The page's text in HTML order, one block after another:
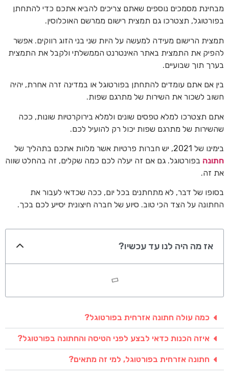
מבחינת מסמכים נוספים שאתם צריכים להביא אתכם כדי להתחתן
בפורטוגל, תצטרכו גם תמצית רישום ממרשם האוכלוסין.
תמצית הרישום מעידה למעשה על היות שני בני הזוג רווקים. אפשר
להפיק את התמצית באתר האינטרנט הממשלתי ולקבל את התמצית
בערך תוך שבועיים.
בין אם אתם עומדים להתחתן בפורטוגל או במדינה זרה אחרת, יהיה
חשוב לשכור את השירות של מתרגם שפות.
אתם תצטרכו למלא טפסים שונים ולמלא בירוקרטיות שונות, ככה
שהשירות של מתרגם שפות יכול רק להועיל לכם.
בימינו של 2021, יש חברות פרטיות אשר מלוות אתכם בתהליך של
חתונה בפורטוגל. גם אם זה יעלה לכם כמה שקלים, זה בהחלט שווה
את זה.
בסופו של דבר, לא מתחתנים בכל יום, ככה שכדאי לעבור את
החתונה על הצד הכי טוב. סיוע של חברה חיצונית יסייע לכם בכך.
אז מה היה לנו עד עכשיו?
כמה עולה חתונה אזרחית בפורטוגל?
איזה הכנות כדאי לבצע לפני הטיסה והחתונה בפורטוגל?
חתונה אזרחית בפורטוגל, למי זה מתאים?